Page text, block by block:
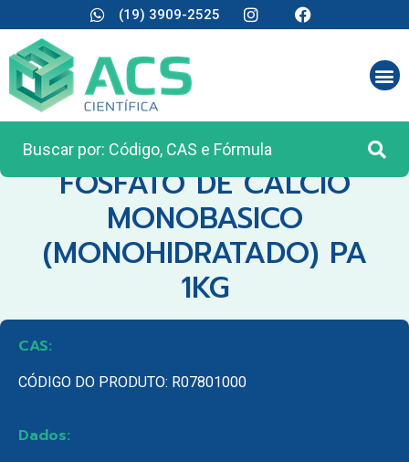
(19) 3909-2525
CATEGORIA:REAGENTES ANALÍTICOS
FOSFATO DE CALCIO
MONOBASICO
(MONOHIDRATADO) PA
1KG
CAS:
CÓDIGO DO PRODUTO: R07801000
Dados: